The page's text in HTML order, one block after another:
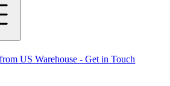
US Warehouse - Get in Touch